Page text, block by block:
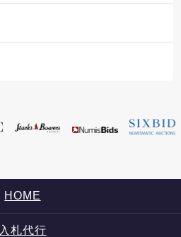
HOME
入札代行